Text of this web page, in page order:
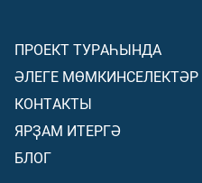
ПРОЕКТ ТУРАҺЫНДА
ӘЛЕГЕ МӨМКИНСЕЛЕКТӘР
КОНТАКТЫ
ЯРҘАМ ИТЕРГӘ
БЛОГ